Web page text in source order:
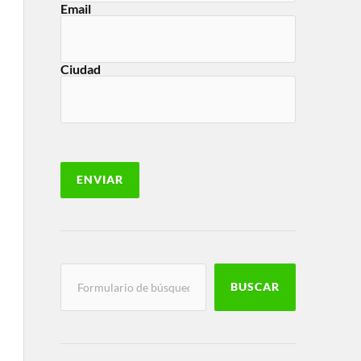
Email
Ciudad
BUSCAR